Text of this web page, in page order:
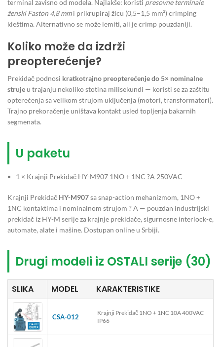
terminal zavisno od modela. Najlakše: koristi presovne terminale
ženski Faston 4,8 mmi prikrupiraj žicu (0,5–1,5 mm²) crimping
kleštima. Alternativno se može lemiti, ali je crimp pouzdaniji.
Koliko može da izdrži
preopterećenje?
Prekidač podnosi kratkotrajno preopterećenje do 5× nominalne
struje u trajanju nekoliko stotina milisekundi — koristi se za zaštitu
opterećenja sa velikom strujom uključenja (motori, transformatori).
Trajno prekoračenje uništava kontakt usled topljenja bakarnih
segmenata.
U paketu
1 × Krajnji Prekidač HY-M907 1NO + 1NC ?A 250VAC
Krajnji Prekidač HY-M907sa snap-action mehanizmom, 1NO +
1NC kontaktima i nominalnom strujom ? A — pouzdan industrijski
prekidač iz HY-M serije za krajnje prekidače, sigurnosne interlock-e,
automate, alate i mašine. Dostupan online u Srbiji.
Drugi modeli iz OSTALI serije (30)
SLIKA MODEL KARAKTERISTIKE
CSA-012
Krajnji Prekidač 1NO + 1NC 10A 400VAC
IP66